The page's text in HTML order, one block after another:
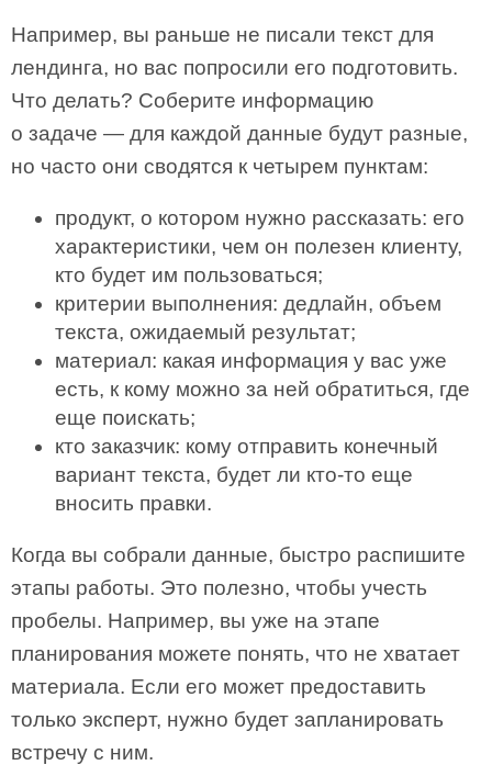
Например, вы раньше не писали текст для
лендинга, но вас попросили его подготовить.
Что делать? Соберите информацию
о задаче — для каждой данные будут разные,
но часто они сводятся к четырем пунктам:
продукт, о котором нужно рассказать: его
характеристики, чем он полезен клиенту,
кто будет им пользоваться;
критерии выполнения: дедлайн, объем
текста, ожидаемый результат;
материал: какая информация у вас уже
есть, к кому можно за ней обратиться, где
еще поискать;
кто заказчик: кому отправить конечный
вариант текста, будет ли кто-то еще
вносить правки.
Когда вы собрали данные, быстро распишите
этапы работы. Это полезно, чтобы учесть
пробелы. Например, вы уже на этапе
планирования можете понять, что не хватает
материала. Если его может предоставить
только эксперт, нужно будет запланировать
встречу с ним.